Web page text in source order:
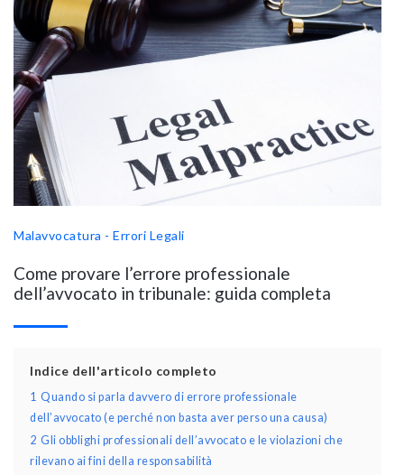
Malavvocatura - Errori Legali
Come provare l’errore professionale
dell’avvocato in tribunale: guida completa
Indice dell'articolo completo
1 Quando si parla davvero di errore professionale
dell’avvocato (e perché non basta aver perso una causa)
2 Gli obblighi professionali dell’avvocato e le violazioni che
rilevano ai fini della responsabilità